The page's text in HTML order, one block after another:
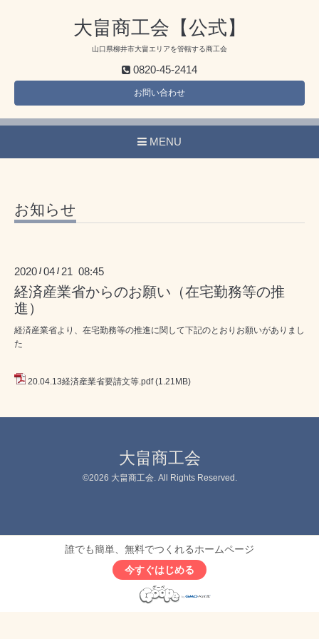
大畠商工会【公式】
山口県柳井市大畠エリアを管轄する商工会
0820-45-2414
お問い合わせ
MENU
お知らせ
2020 /04 / 21 08:45
経済産業省からのお願い（在宅勤務等の推
進）
経済産業省より、在宅勤務等の推進に関して下記のとおりお願いがありまし
た
20.04.13経済産業省要請文等.pdf (1.21MB)
大畠商工会
©2026 大畠商工会. All Rights Reserved.
誰でも簡単、無料でつくれるホームページ
今すぐはじめる